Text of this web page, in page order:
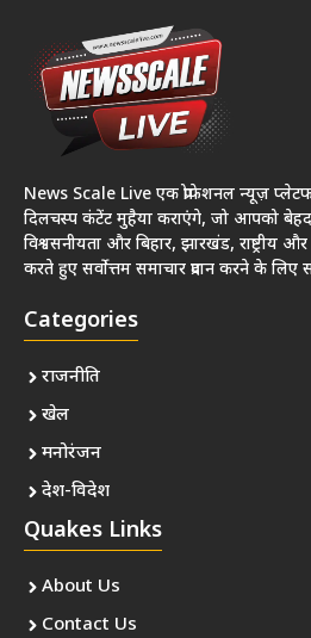
News Scale Live एक प्रोफेशनल न्यूज़
दिलचस्प कंटेंट मुहैया कराएंगे, जो आपको
विश्वसनीयता और बिहार, झारखंड, राष्ट्रीय
करते हुए सर्वोत्तम समाचार प्रदान करने के लिए
Categories
राजनीति
खेल
मनोरंजन
देश-विदेश
Quakes Links
About Us
Contact Us